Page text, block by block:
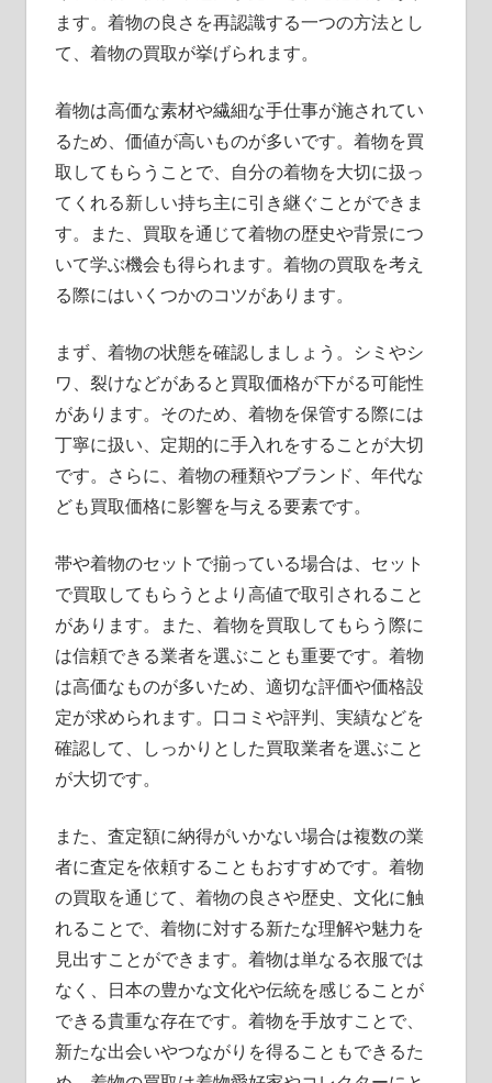
ます。着物の良さを再認識する一つの方法とし
て、着物の買取が挙げられます。
着物は高価な素材や繊細な手仕事が施されてい
るため、価値が高いものが多いです。着物を買
取してもらうことで、自分の着物を大切に扱っ
てくれる新しい持ち主に引き継ぐことができま
す。また、買取を通じて着物の歴史や背景につ
いて学ぶ機会も得られます。着物の買取を考え
る際にはいくつかのコツがあります。
まず、着物の状態を確認しましょう。シミやシ
ワ、裂けなどがあると買取価格が下がる可能性
があります。そのため、着物を保管する際には
丁寧に扱い、定期的に手入れをすることが大切
です。さらに、着物の種類やブランド、年代な
ども買取価格に影響を与える要素です。
帯や着物のセットで揃っている場合は、セット
で買取してもらうとより高値で取引されること
があります。また、着物を買取してもらう際に
は信頼できる業者を選ぶことも重要です。着物
は高価なものが多いため、適切な評価や価格設
定が求められます。口コミや評判、実績などを
確認して、しっかりとした買取業者を選ぶこと
が大切です。
また、査定額に納得がいかない場合は複数の業
者に査定を依頼することもおすすめです。着物
の買取を通じて、着物の良さや歴史、文化に触
れることで、着物に対する新たな理解や魅力を
見出すことができます。着物は単なる衣服では
なく、日本の豊かな文化や伝統を感じることが
できる貴重な存在です。着物を手放すことで、
新たな出会いやつながりを得ることもできるた